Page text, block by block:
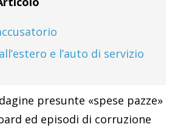
e l’auto di servizio
presunte «spese pazze»
ed episodi di corruzione